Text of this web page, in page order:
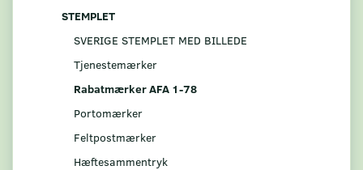
STEMPLET
SVERIGE STEMPLET MED BILLEDE
Tjenestemærker
Rabatmærker AFA 1-78
Portomærker
Feltpostmærker
Hæftesammentryk